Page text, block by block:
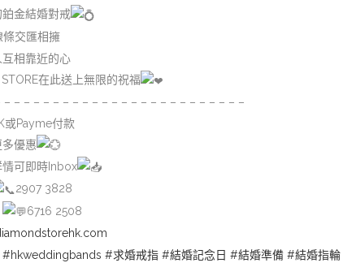
金結婚對戒
條交匯相擁
相靠近的心
在此送上無限的祝福
– – – – – – – – – – – – – – – – – – – – – – – – –
或Payme付款
優惠
情可即時Inbox
2907 3828
6716 2508
#hkweddingbands #求婚戒指 #結婚記念日 #結婚準備 #結婚指輪